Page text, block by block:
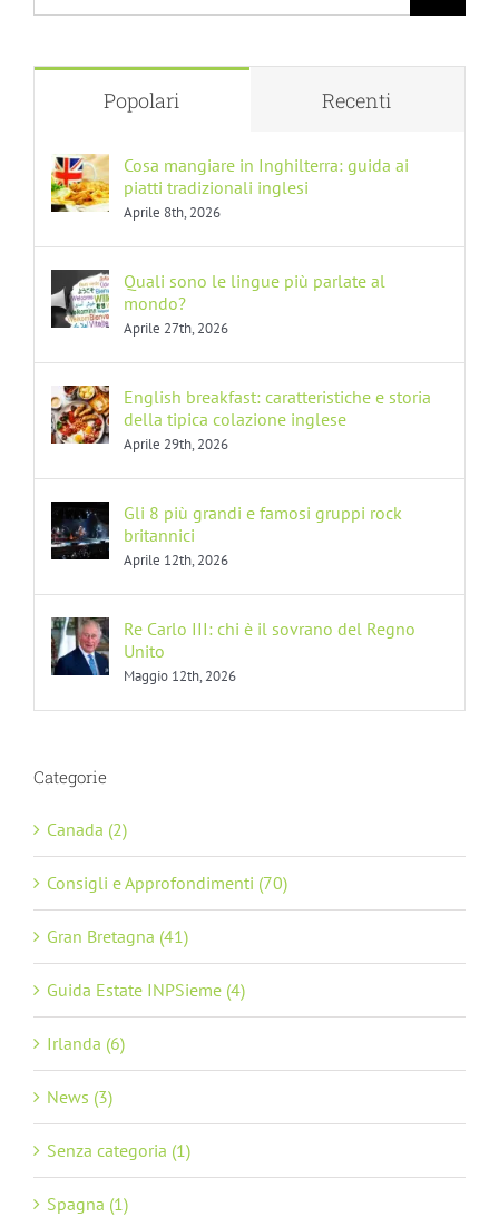
Popolari Recenti
Cosa mangiare in Inghilterra: guida ai
piatti tradizionali inglesi
Aprile 8th, 2026
Quali sono le lingue più parlate al
mondo?
Aprile 27th, 2026
English breakfast: caratteristiche e storia
della tipica colazione inglese
Aprile 29th, 2026
Gli 8 più grandi e famosi gruppi rock
britannici
Aprile 12th, 2026
Re Carlo III: chi è il sovrano del Regno
Unito
Maggio 12th, 2026
Categorie
Canada (2)
Consigli e Approfondimenti (70)
Gran Bretagna (41)
Guida Estate INPSieme (4)
Irlanda (6)
News (3)
Senza categoria (1)
Spagna (1)